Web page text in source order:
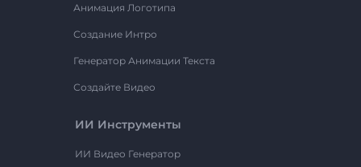
Анимация Логотипа
Создание Интро
Генератор Анимации Текста
Создайте Видео
ИИ Инструменты
ИИ Видео Генератор